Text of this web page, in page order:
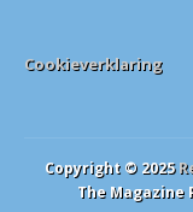
Cookieverklaring
Copyright © 2025
The Magazine